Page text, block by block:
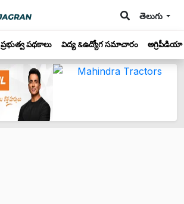
తెలుగు
ప్రభుత్వ పథకాలు విద్య &ఉద్యోగ సమాచారం అగ్రిపీడియా